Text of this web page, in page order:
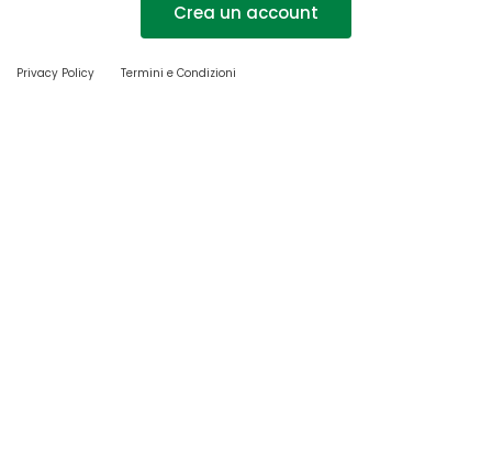
Crea un account
Privacy Policy Termini e Condizioni